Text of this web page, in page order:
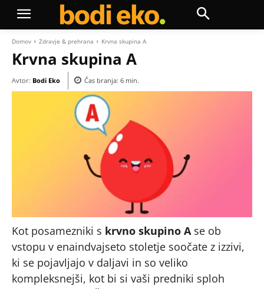
Domov Zdravje & prehrana Krvna skupina A
Krvna skupina A
Avtor: Bodi Eko Čas branja: 6 min.
Kot posamezniki s krvno skupino Ase ob
vstopu v enaindvajseto stoletje soočate z izzivi,
ki se pojavljajo v daljavi in so veliko
kompleksnejši, kot bi si vaši predniki sploh